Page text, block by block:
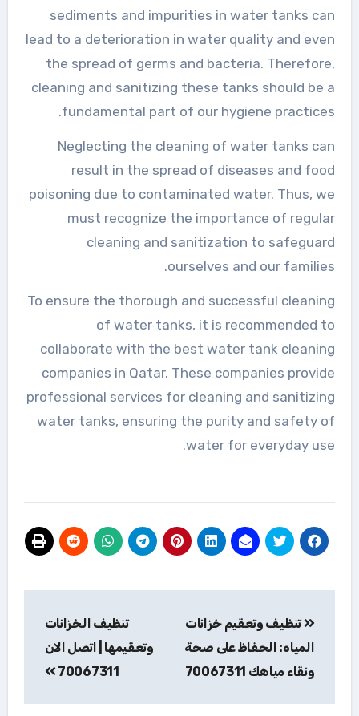
sediments and impurities in water tanks can
lead to a deterioration in water quality and even
the spread of germs and bacteria. Therefore,
cleaning and sanitizing these tanks should be a
fundamental part of our hygiene practices.
Neglecting the cleaning of water tanks can
result in the spread of diseases and food
poisoning due to contaminated water. Thus, we
must recognize the importance of regular
cleaning and sanitization to safeguard
ourselves and our families.
To ensure the thorough and successful cleaning
of water tanks, it is recommended to
collaborate with the best water tank cleaning
companies in Qatar. These companies provide
professional services for cleaning and sanitizing
water tanks, ensuring the purity and safety of
water for everyday use.
المقالات
تنظيف وتعقيم خزانات
المياه: الحفاظ على صحة
ونقاء مياهك 70067311
تنظيف الخزانات
وتعقيمها | اتصل الان
70067311